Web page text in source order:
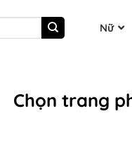
Nữ
Chọn trang